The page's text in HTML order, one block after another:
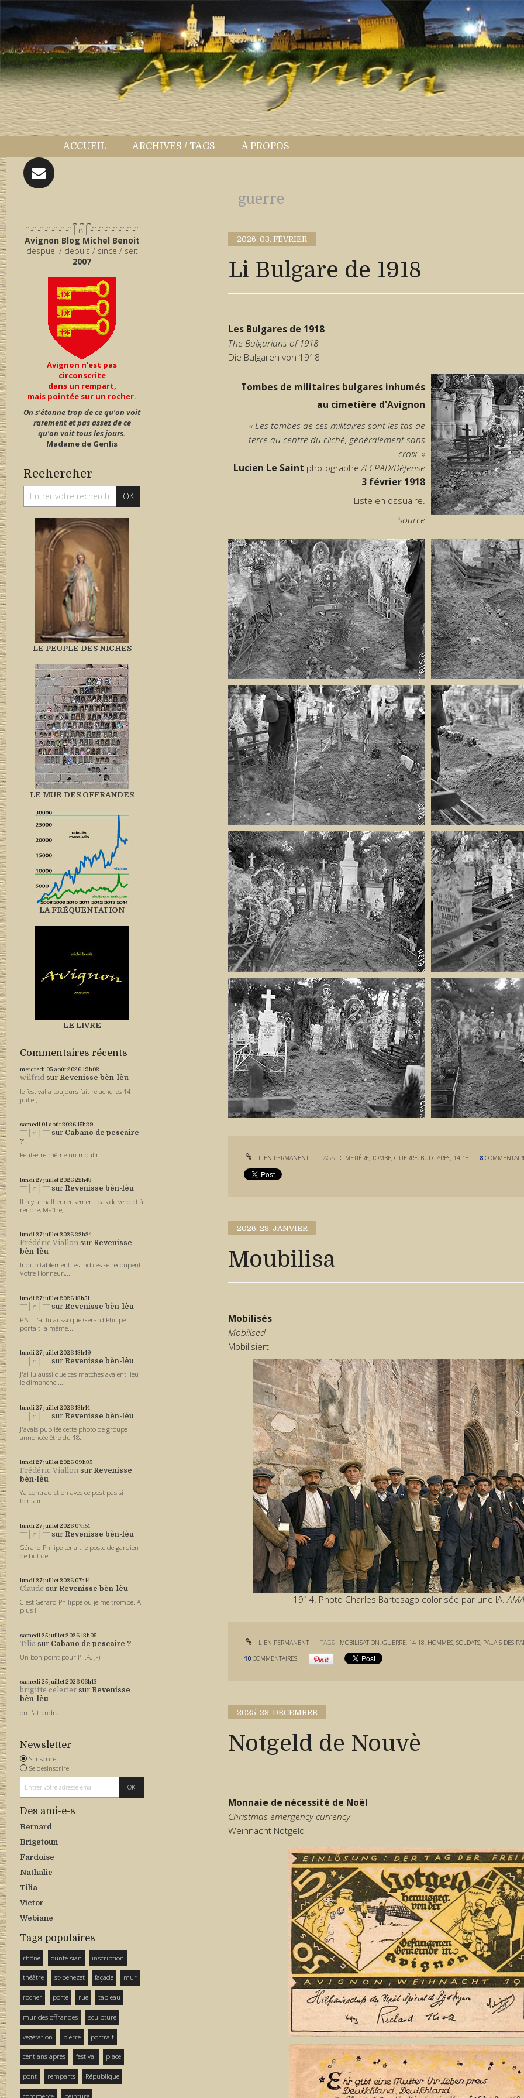
ACCUEIL ARCHIVES / TAGS À PROPOS
͆ ̵ ͆ ̵ ͆ ̵ ͆ ̵ ͆ ̵ ͆ ̵ ͆ │∩│ ̵ ͆ ̵ ͆ ̵ ͆ ̵ ͆ ̵ ͆ ̵ ͆ ̵ ͆
Avignon Blog Michel Benoit
despuei / depuis / since / seit
2007
Avignon n'est pas
circonscrite
dans un rempart,
mais pointée sur un rocher.
On s'étonne trop de ce qu'on voit
rarement et pas assez de ce
qu'on voit tous les jours.
Madame de Genlis
Rechercher
LE PEUPLE DES NICHES
LE MUR DES OFFRANDES
LA FRÉQUENTATION
LE LIVRE
Commentaires récents
mercredi 05 août 2026 19h02
wilfrid sur Revenisse bèn-lèu
le festival a toujours fait relache les 14
juillet,...
samedi 01 août 2026 15h29
ˉˉˉ│∩│ˉˉˉ sur Cabano de pescaire
?
Peut-être même un moulin :...
lundi 27juillet 2026 22h43
ˉˉˉ│∩│ˉˉˉ sur Revenisse bèn-lèu
Il n'y a malheureusement pas de verdict à
rendre, Maître,...
lundi 27juillet 2026 22h34
Frédéric Viallon sur Revenisse
bèn-lèu
Indubitablement les indices se recoupent.
Votre Honneur,...
lundi 27juillet 2026 13h51
ˉˉˉ│∩│ˉˉˉ sur Revenisse bèn-lèu
P.S. : j'ai lu aussi que Gérard Philipe
portait la même...
lundi 27juillet 2026 13h49
ˉˉˉ│∩│ˉˉˉ sur Revenisse bèn-lèu
J'ai lu aussi que ces matches avaient lieu
le dimanche....
lundi 27juillet 2026 13h44
ˉˉˉ│∩│ˉˉˉ sur Revenisse bèn-lèu
J'avais publiée cette photo de groupe
annoncée être du 18...
lundi 27juillet 2026 09h35
Frédéric Viallon sur Revenisse
bèn-lèu
Ya contradiction avec ce post pas si
lointain...
lundi 27juillet 2026 07h51
ˉˉˉ│∩│ˉˉˉ sur Revenisse bèn-lèu
Gérard Philipe tenait le poste de gardien
de but de...
lundi 27juillet 2026 07h14
Claude sur Revenisse bèn-lèu
C'est Gérard Philippe ou je me trompe. A
plus !
samedi 25 juillet 2026 13h05
Tilia sur Cabano de pescaire ?
Un bon point pour l''I.A. ;-)
samedi 25 juillet 2026 06h13
brigitte celerier sur Revenisse
bèn-lèu
on t'attendra
Newsletter
S'inscrire
Se désinscrire
Des ami-e-s
Bernard
Brigetoun
Fardoise
Nathalie
Tilia
Victor
Webiane
Tags populaires
rhône ounte sian inscription
théâtre st-bénezet façade mur
rocher porte rue tableau
mur des offrandes sculpture
végétation pierre portrait
cent ans après festival place
pont remparts République
commerce peinture
guerre
2026. 03. FÉVRIER
Li Bulgare de 1918
Les Bulgares de 1918
The Bulgarians of 1918
Die Bulgaren von 1918
Tombes de militaires bulgares inhumés
au cimetière d'Avignon
« Les tombes de ces militaires sont les tas de
terre au centre du cliché, généralement sans
croix. »
Lucien Le Saint photographe/ECPAD/Défense
3 février 1918
Liste en ossuaire.
Source
LIEN PERMANENT TAGS :CIMETIÈRE,TOMBE,GUERRE, BULGARES, 14-18 8
2026. 28. JANVIER
Moubilisa
Mobilisés
Mobilised
Mobilisiert
1914. Photo Charles Bartesago colorisée par une IA.
LIEN PERMANENT TAGS : MOBILISATION,GUERRE, 14-18, HOMMES,SOLDATS, PALAIS DES
10 COMMENTAIRES
2025. 23. DÉCEMBRE
Notgeld de Nouvè
Monnaie de nécessité de Noël
Christmas emergency currency
Weihnacht Notgeld